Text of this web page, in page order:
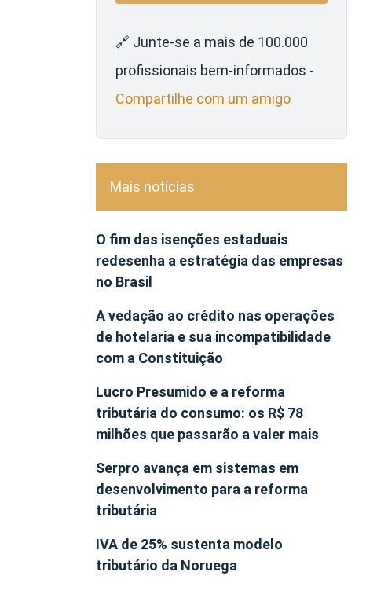
🔗 Junte-se a mais de 100.000
profissionais bem-informados -
Compartilhe com um amigo
Mais notícias
O fim das isenções estaduais
redesenha a estratégia das empresas
no Brasil
A vedação ao crédito nas operações
de hotelaria e sua incompatibilidade
com a Constituição
Lucro Presumido e a reforma
tributária do consumo: os R$ 78
milhões que passarão a valer mais
Serpro avança em sistemas em
desenvolvimento para a reforma
tributária
IVA de 25% sustenta modelo
tributário da Noruega